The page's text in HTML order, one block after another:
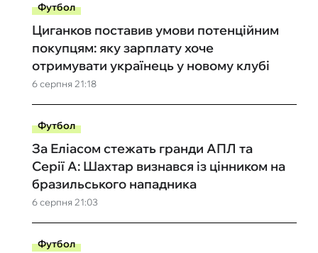
Футбол
6 серпня 21:18
Циганков поставив умови потенційним
покупцям: яку зарплату хоче
отримувати українець у новому клубі
Футбол
6 серпня 21:03
За Еліасом стежать гранди АПЛ та
Серії А: Шахтар визнався із цінником на
бразильського нападника
Футбол